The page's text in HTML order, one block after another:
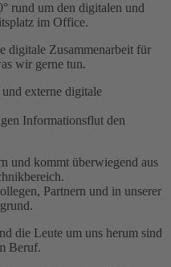
rund um den digitalen und
im Office.
digitale Zusammenarbeit für
wir gerne tun.
externe digitale
Informationsflut den
und kommt überwiegend aus
Partnern und in unserer
die Leute um uns herum sind
Beruf.